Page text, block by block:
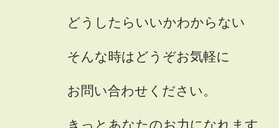
どうしたらいいかわからない
そんな時はどうぞお気軽に
お問い合わせください。
きっとあなたのお力になれます。